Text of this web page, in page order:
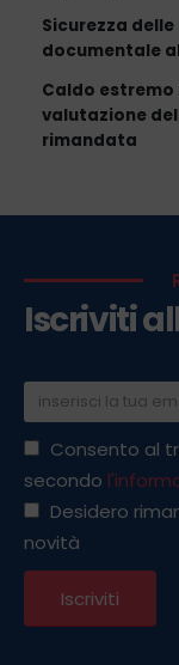
Sicurezza
documentale
Caldo estremo
valutazione
rimandata
Iscriviti
Consento al
secondo
Desidero
novità